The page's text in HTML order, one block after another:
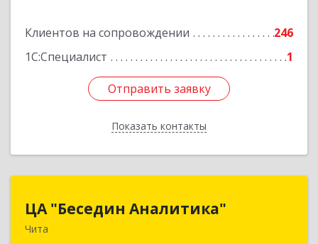
Клиентов на сопровождении
246
1С:Специалист
1
Отправить заявку
Показать контакты
Подробнее
Отправить заявку
Назад
ЦА "Беседин Аналитика"
Чита